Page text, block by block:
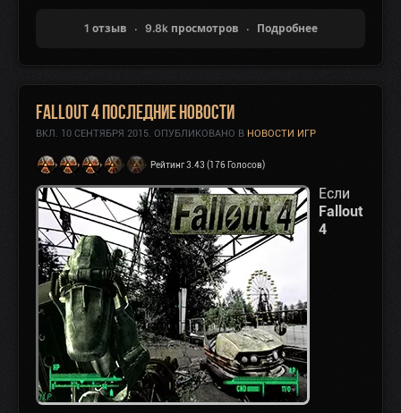
1 отзыв 9.8k просмотров Подробнее
Fallout 4 последние новости
ВКЛ. 10 СЕНТЯБРЯ 2015. ОПУБЛИКОВАНО В НОВОСТИ ИГР
Рейтинг 3.43 (176 Голосов)
Если
Fallout
4